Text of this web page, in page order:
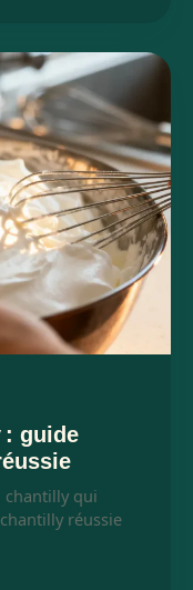
: guide
chantilly qui
réussie